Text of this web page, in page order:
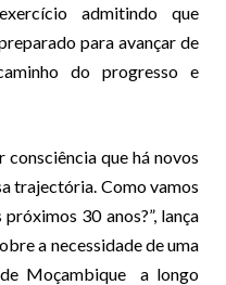
admitindo que
para avançar de
do progresso e
que há novos
trajectória. Como vamos
30 anos?”, lança
a necessidade de uma
Moçambique a longo